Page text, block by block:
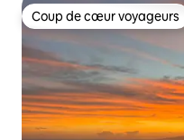
Coup de cœur voyageurs
Coup de cœur voyageurs